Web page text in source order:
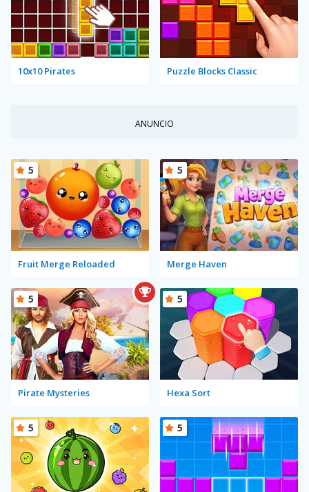
10x10 Pirates Puzzle Blocks Classic
ANUNCIO
Fruit Merge Reloaded
5
Merge Haven
5
Pirate Mysteries
5
Hexa Sort
5
5 5